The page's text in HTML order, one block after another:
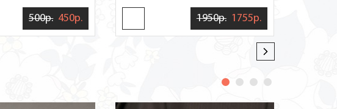
500р. 450р. 1950р. 1755р.